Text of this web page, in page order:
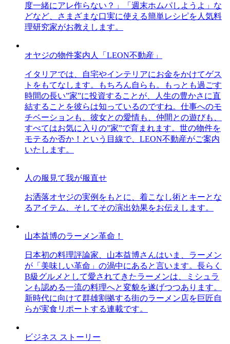
度一緒にアレ作らない？」「週末ホムパしようよ」な
どなど、さまざまな口実に使える簡単レシピを人気料
理研究家がお教えします。
オヤジの物件案内人「LEON不動産」
イタリアでは、自宅やインテリアにお金をかけてゲス
トをもてなします。もちろん自らも。もっとも過ごす
時間の長い”家”に投資することが、人生の豊かさに直
結することを彼らは知っているのですね。仕事へのモ
チベーションも、彼女との愛情も、仲間との遊びも、
すべてはお気に入りの”家”で育まれます。世の物件を
モテるか否か！という目線で、LEON不動産がご案内
いたします。
人の服見て我が服直せ
お洒落オヤジの実例をもとに、着こなし術とキーとな
るアイテム、そしてその演出効果をお伝えします。
山本益博のラーメン革命！
日本初の料理評論家、山本益博さんはいま、ラーメン
が「美味しい革命」の渦中にあると言います。長らく
B級グルメとして愛されてきたラーメンは、ミシュラ
ンも認める一流の料理へと変貌を遂げつつあります。
新時代に向けて群雄割拠する街のラーメン店を巨匠自
らが実食リポートする連載です。
ビジネス ストーリー